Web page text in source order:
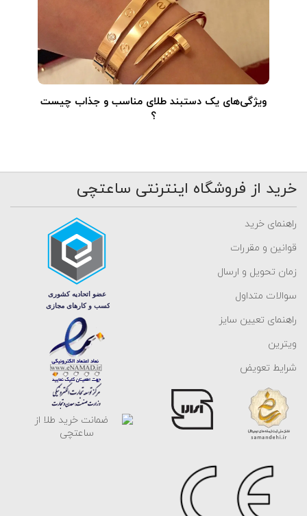
ویژگی‌های یک دستبند طلای مناسب و جذاب چیست
؟
خرید از فروشگاه اینترنتی ساعتچی
راهنمای خرید
قوانین و مقررات
زمان تحویل و ارسال
سوالات متداول
راهنمای تعیین سایز
ویترین
شرایط تعویض